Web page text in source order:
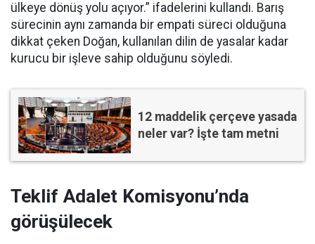
ülkeye dönüş yolu açıyor.” ifadelerini kullandı. Barış
sürecinin aynı zamanda bir empati süreci olduğuna
dikkat çeken Doğan, kullanılan dilin de yasalar kadar
kurucu bir işleve sahip olduğunu söyledi.
12 maddelik çerçeve yasada
neler var? İşte tam metni
Teklif Adalet Komisyonu’nda
görüşülecek